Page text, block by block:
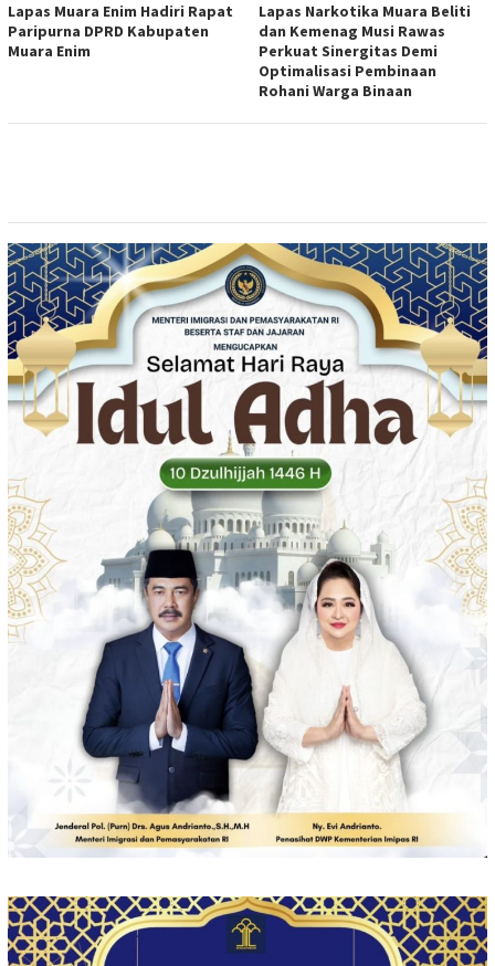
Lapas Muara Enim Hadiri Rapat
Paripurna DPRD Kabupaten
Muara Enim
Lapas Narkotika Muara Beliti
dan Kemenag Musi Rawas
Perkuat Sinergitas Demi
Optimalisasi Pembinaan
Rohani Warga Binaan